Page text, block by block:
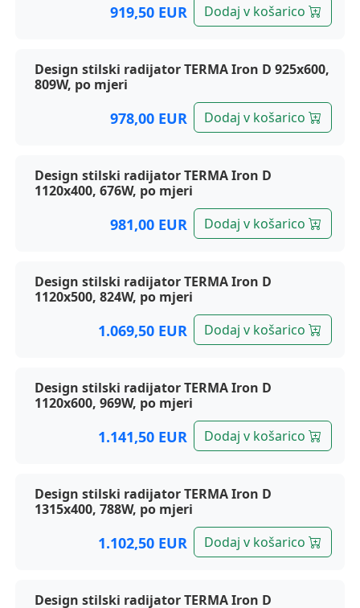
919,50 EUR Dodaj v košarico
Design stilski radijator TERMA Iron D 925x600,
809W, po mjeri
978,00 EUR Dodaj v košarico
Design stilski radijator TERMA Iron D
1120x400, 676W, po mjeri
981,00 EUR Dodaj v košarico
Design stilski radijator TERMA Iron D
1120x500, 824W, po mjeri
1.069,50 EUR Dodaj v košarico
Design stilski radijator TERMA Iron D
1120x600, 969W, po mjeri
1.141,50 EUR Dodaj v košarico
Design stilski radijator TERMA Iron D
1315x400, 788W, po mjeri
1.102,50 EUR Dodaj v košarico
Design stilski radijator TERMA Iron D